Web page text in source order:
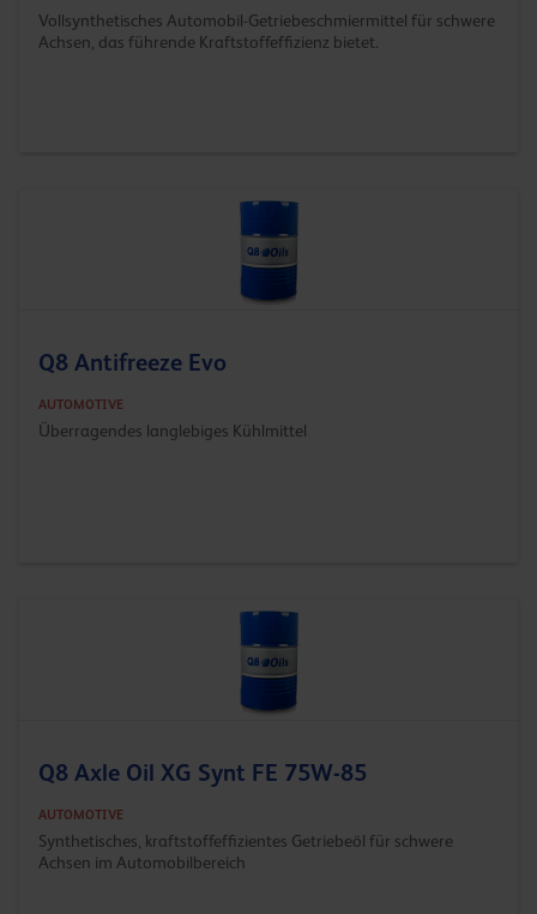
Vollsynthetisches Automobil-Getriebeschmiermittel für schwere
Achsen, das führende Kraftstoffeffizienz bietet.
Q8 Antifreeze Evo
AUTOMOTIVE
Überragendes langlebiges Kühlmittel
Q8 Axle Oil XG Synt FE 75W-85
AUTOMOTIVE
Synthetisches, kraftstoffeffizientes Getriebeöl für schwere
Achsen im Automobilbereich